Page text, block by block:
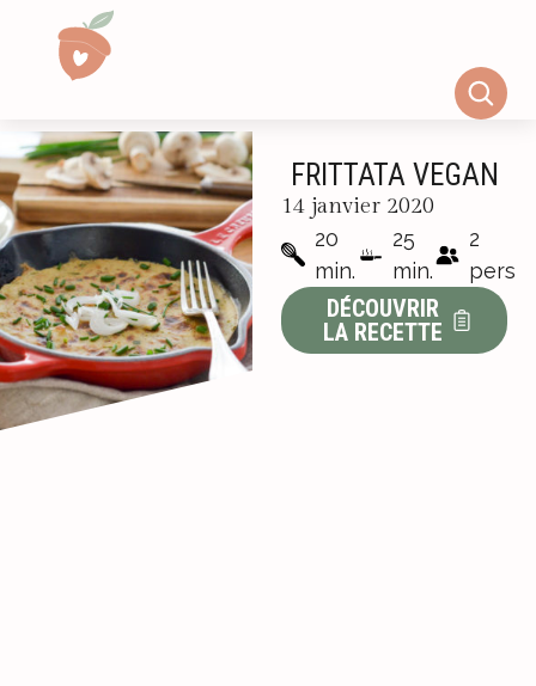
FRITTATA VEGAN
14 janvier 2020
20
min.
25
min.
2
pers
DÉCOUVRIR
LA RECETTE